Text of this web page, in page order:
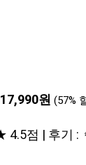
17,990원 (57%
4.5점 | 후기 :